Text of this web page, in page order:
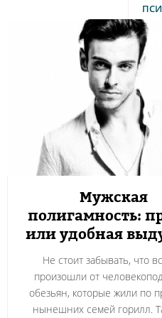
Мужская
полигамность:
или удобная
Не стоит забывать, что
произошли от
обезьян, которые жили по
нынешних семей горилл.